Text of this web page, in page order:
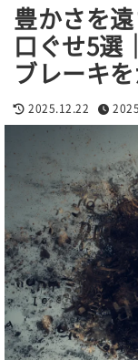
豊かさを
口ぐせ5選
ブレーキ
2025.12.22